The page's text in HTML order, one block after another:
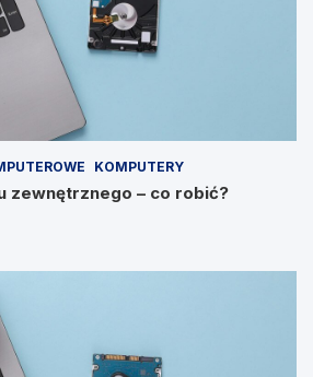
KOMPUTERY
zewnętrznego – co robić?